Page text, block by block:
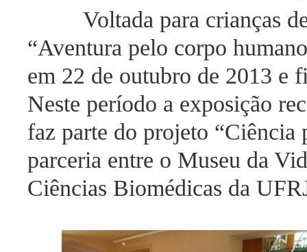
Voltada para crianças
“Aventura pelo corpo
em 22 de outubro de 2013 e
Neste período a exposição
faz parte do projeto “Ciência
parceria entre o Museu da
Ciências Biomédicas da